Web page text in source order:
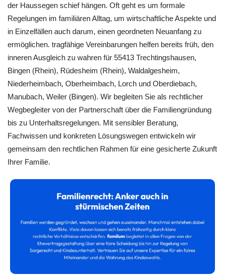
der Haussegen schief hängen. Oft geht es um formale
Regelungen im familiären Alltag, um wirtschaftliche Aspekte und
in Einzelfällen auch darum, einen geordneten Neuanfang zu
ermöglichen. tragfähige Vereinbarungen helfen bereits früh, den
inneren Ausgleich zu wahren für 55413 Trechtingshausen,
Bingen (Rhein), Rüdesheim (Rhein), Waldalgesheim,
Niederheimbach, Oberheimbach, Lorch und Oberdiebach,
Manubach, Weiler (Bingen). Wir begleiten Sie als rechtlicher
Wegbegleiter von der Partnerschaft über die Familiengründung
bis zu Unterhaltsregelungen. Mit sensibler Beratung,
Fachwissen und konkreten Lösungswegen entwickeln wir
gemeinsam den rechtlichen Rahmen für eine gesicherte Zukunft
Ihrer Familie.